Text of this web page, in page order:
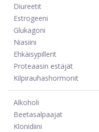
Diureetit
Estrogeeni
Glukagoni
Niasiini
Ehkäisypillerit
Proteaasin estäjät
Kilpirauhashormonit
Alkoholi
Beetasalpaajat
Klonidiini